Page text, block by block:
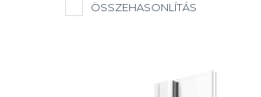
ÖSSZEHASONLÍTÁS